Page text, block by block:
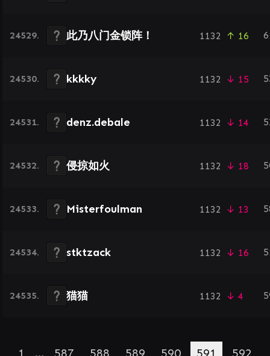
24529. 此乃八门金锁阵！ 1132 ↑ 16
24530. kkkky 1132 ↓ 15
24531. denz.debale 1132 ↓ 14
24532. 侵掠如火 1132 ↓ 18
24533. Misterfoulman 1132 ↓ 13
24534. stktzack 1132 ↓ 16
24535. 猫猫 1132 ↓ 4
1 … 587 588 589 590 591 592